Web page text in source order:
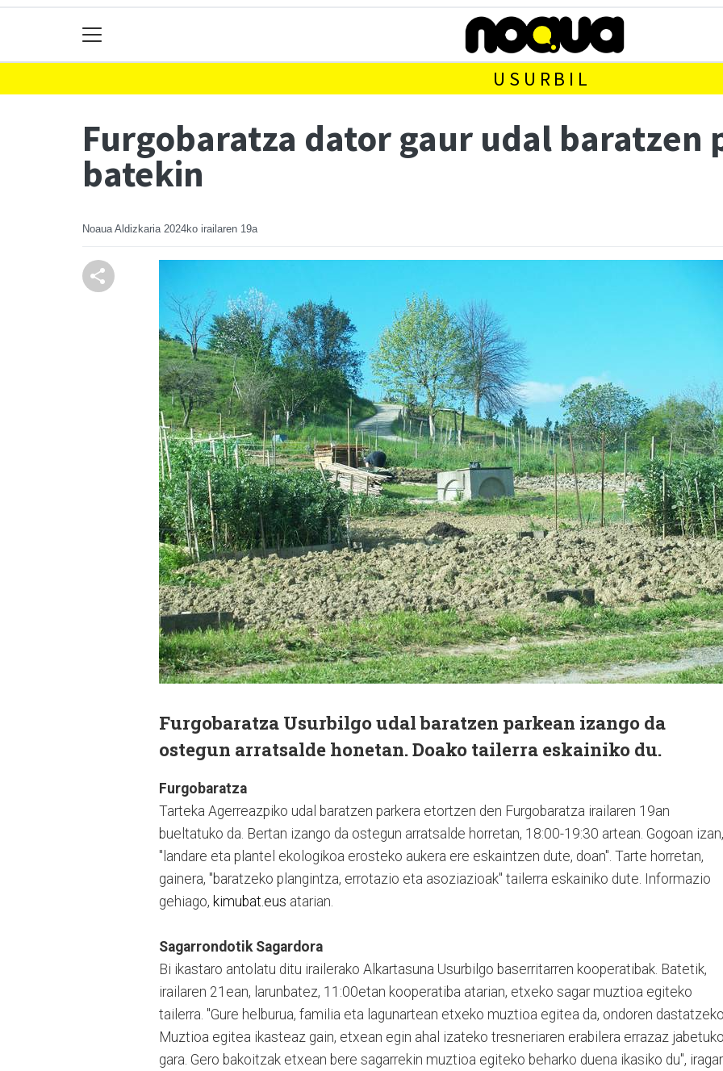
USURBIL
Furgobaratza dator gaur udal baratzen
batekin
Noaua Aldizkaria 2024ko irailaren 19a
Furgobaratza Usurbilgo udal baratzen parkean izango da
ostegun arratsalde honetan. Doako tailerra eskainiko du.
Furgobaratza
Tarteka Agerreazpiko udal baratzen parkera etortzen den Furgobaratza irailaren 19an
bueltatuko da. Bertan izango da ostegun arratsalde horretan, 18:00-19:30 artean. Gogoan izan,
"landare eta plantel ekologikoa erosteko aukera ere eskaintzen dute, doan". Tarte horretan,
gainera, "baratzeko plangintza, errotazio eta asoziazioak" tailerra eskainiko dute. Informazio
gehiago, kimubat.eus atarian.
Sagarrondotik Sagardora
Bi ikastaro antolatu ditu irailerako Alkartasuna Usurbilgo baserritarren kooperatibak. Batetik,
irailaren 21ean, larunbatez, 11:00etan kooperatiba atarian, etxeko sagar muztioa egiteko
tailerra. "Gure helburua, familia eta lagunartean etxeko muztioa egitea da, ondoren
Muztioa egitea ikasteaz gain, etxean egin ahal izateko tresneriaren erabilera errazaz
gara. Gero bakoitzak etxean bere sagarrekin muztioa egiteko beharko duena ikasiko du",